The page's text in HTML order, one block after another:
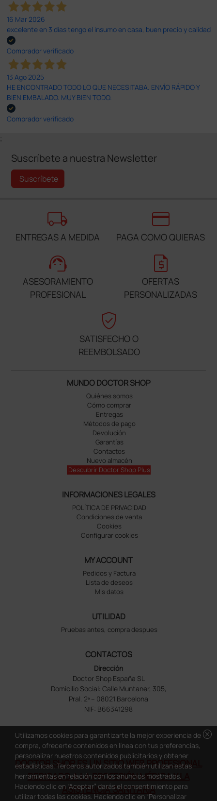
16 Mar 2026
excelente en 3 días tengo el insumo en casa, buen precio y calidad
Comprador verificado
13 Ago 2025
HE ENCONTRADO TODO LO QUE NECESITABA. ENVÍO RÁPIDO Y
BIEN EMBALADO. MUY BIEN TODO.
Comprador verificado
;
Suscríbete a nuestra Newsletter
Suscríbete
local_shipping
ENTREGAS A MEDIDA
credit_card
PAGA COMO QUIERAS
support_agent
ASESORAMIENTO
PROFESIONAL
request_quote
OFERTAS
PERSONALIZADAS
verified_user
SATISFECHO O
REEMBOLSADO
MUNDO DOCTOR SHOP
Quiénes somos
Cómo comprar
Entregas
Métodos de pago
Devolución
Garantías
Contactos
Nuevo almacén
Descubrir Doctor Shop Plus
INFORMACIONES LEGALES
POLÍTICA DE PRIVACIDAD
Condiciones de venta
Cookies
Configurar cookies
MY ACCOUNT
Pedidos y Factura
Lista de deseos
Mis datos
UTILIDAD
Pruebas antes, compra despues
CONTACTOS
Dirección
Doctor Shop España SL
Domicilio Social: Calle Muntaner, 305,
Pral. 2ª – 08021 Barcelona
NIF: B66341298
DOCTOR SHOP ES UN SITIO WEB PROFESIONAL
DEDICADO A LA PROFESIÓN MÉDICA Y LA
ASISTENCIA SANITARIA
cancel
Utilizamos cookies para garantizarte la mejor experiencia de
compra, ofrecerte contenidos en línea con tus preferencias,
personalizar nuestros contenidos publicitarios y obtener
estadísticas. Terceros autorizados también utilizan estas
herramientas en relación con los anuncios mostrados.
Haciendo clic en “Aceptar” darás el consentimiento para
utilizar todas las cookies. Haciendo clic en “Personalizar